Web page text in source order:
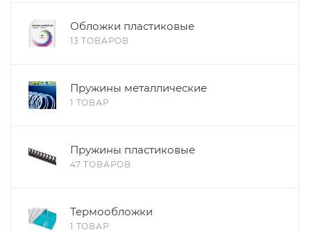
Обложки пластиковые
13 ТОВАРОВ
Пружины металлические
1 ТОВАР
Пружины пластиковые
47 ТОВАРОВ
Термообложки
1 ТОВАР